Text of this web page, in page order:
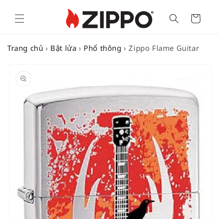
Cart
Trang chủ › Bật lửa › Phổ thông ›Zippo Flame Guitar
PRODUCT
INFORMATION